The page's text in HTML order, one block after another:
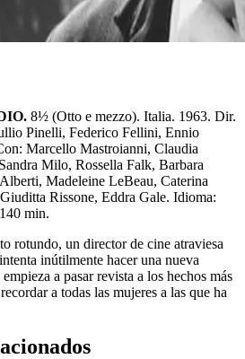
8½ (Otto e mezzo). Italia. 1963. Dir.
Pinelli, Federico Fellini, Ennio
Marcello Mastroianni, Claudia
Milo, Rossella Falk, Barbara
Madeleine LeBeau, Caterina
Rissone, Eddra Gale. Idioma:
min.
rotundo, un director de cine atraviesa
inútilmente hacer una nueva
a pasar revista a los hechos más
a todas las mujeres a las que ha